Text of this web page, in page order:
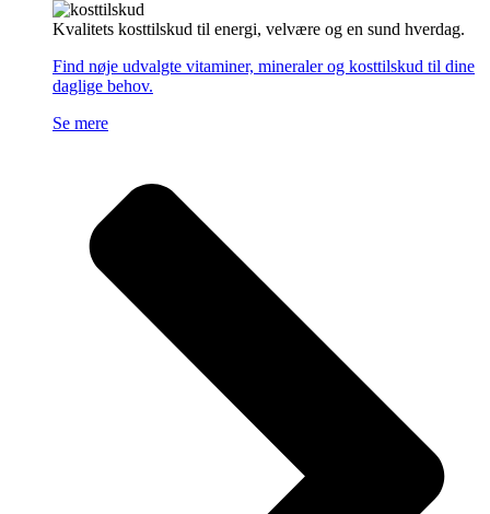
Kvalitets kosttilskud til energi, velvære og en sund hverdag.
Find nøje udvalgte vitaminer, mineraler og kosttilskud til dine
daglige behov.
Se mere